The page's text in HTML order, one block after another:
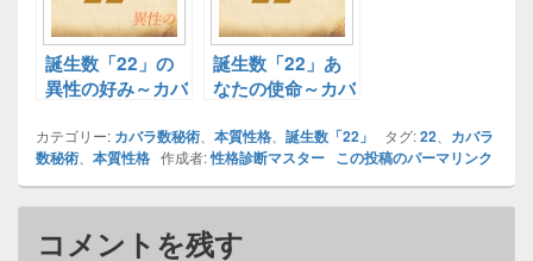
誕生数「22」の
異性の好み～カバ
誕生数「22」あ
なたの使命～カバ
カテゴリー: カバラ数秘術 本質性格 誕生数「22」 タグ:22
カバラ
数秘術
本質性格 作成者:性格診断マスター この投稿のパーマリンク
コメントを残す